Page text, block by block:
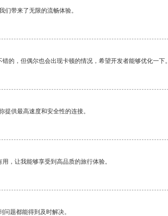
们带来了无限的流畅体验。
的，但偶尔也会出现卡顿的情况，希望开发者能够优化一下。
提供最高速度和安全性的连接。
，让我能够享受到高品质的旅行体验。
题都能得到及时解决。